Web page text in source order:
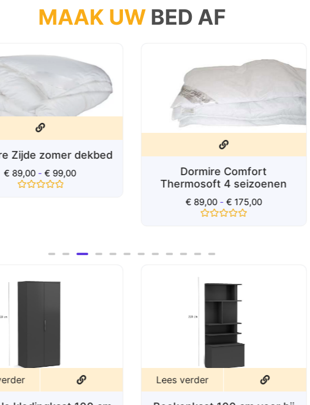
MAAK UW BED AF
Zijde zomer dekbed
€ 89,00 - € 99,00
Dormire Comfort
Thermosoft 4 seizoenen
€ 89,00 - € 175,00
Lees verder